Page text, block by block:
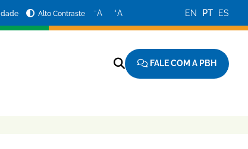
Alto Contraste −A +A EN PT ES
FALE COM A PBH